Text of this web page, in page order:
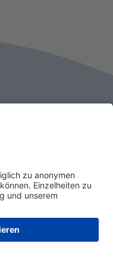
Tickets kaufen